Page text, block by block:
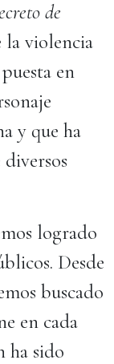
de
la violencia
en
y que ha
logrado
Desde
buscado
en cada
ha sido